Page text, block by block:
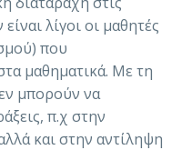
λίγοι οι μαθητές
που
μαθηματικά. Με τη
μπορούν να
π.χ στην
και στην αντίληψη